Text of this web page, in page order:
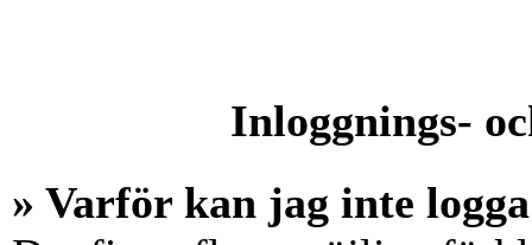
Inloggnings-
» Varför kan jag inte